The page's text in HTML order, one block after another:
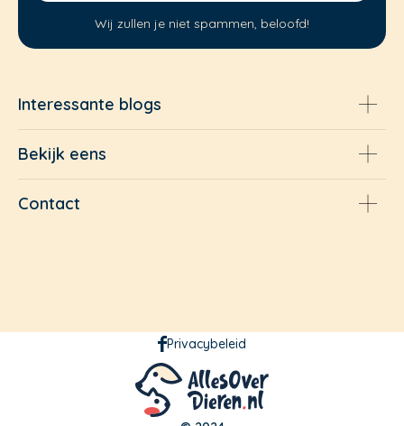
Wij zullen je niet spammen, beloofd!
Interessante blogs
Bekijk eens
Contact
Privacybeleid